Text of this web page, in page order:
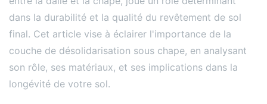
dans la durabilité et la qualité du revêtement de sol
final. Cet article vise à éclairer l'importance de la
couche de désolidarisation sous chape, en analysant
son rôle, ses matériaux, et ses implications dans la
longévité de votre sol.